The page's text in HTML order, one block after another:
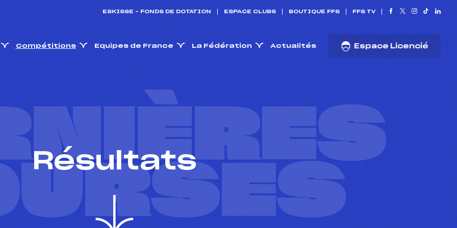
ESKISSE – FONDS DE DOTATION ESPACE CLUBS BOUTIQUE FFS FFS TV
Compétitions Equipes de France La Fédération Actualités Espace Licencié
Résultats